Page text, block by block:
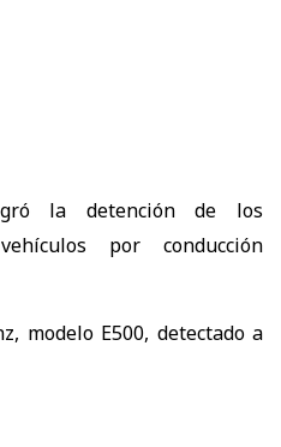
la detención de los
por conducción
modelo E500, detectado a